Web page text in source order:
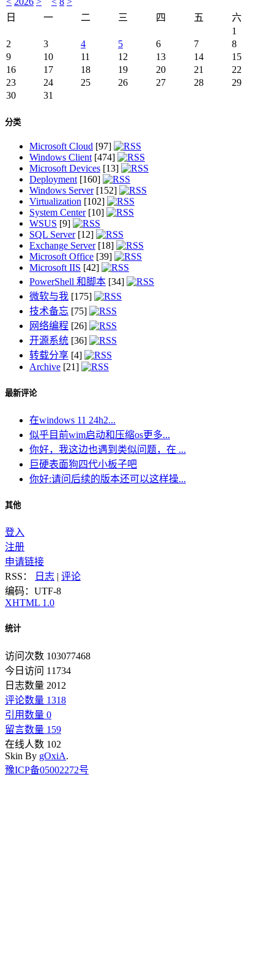
日
一 二 三 四 五
六
1
2
3 4 5 6 7
8
9
10 11 12 13 14
15
16
17 18 19 20 21
22
23
24 25 26 27 28
29
30
31
分类
Microsoft Cloud [97]
Windows Client[474]
Microsoft Devices [13]
Deployment[160]
Windows Server[152]
Virtualization [102]
System Center[10]
WSUS [9]
SQL Server[12]
Exchange Server[18]
Microsoft Office [39]
Microsoft IIS [42]
PowerShell 和脚本 [34]
微软与我 [175]
技术备忘 [75]
网络编程 [26]
开源系统 [36]
转载分享 [4]
Archive [21]
最新评论
在windows 11 24h2...
似乎目前wim启动和压缩os更多...
你好，我这边也遇到类似问题，在 ...
巨硬表面狗四代小板子吧
你好:请问后续的版本还可以这样操...
其他
登入
注册
申请链接
RSS：
日志 | 评论
编码：UTF-8
XHTML 1.0
统计
访问次数 103077468
今日访问 11734
日志数量 2012
评论数量 1318
引用数量 0
留言数量 159
在线人数 102
Skin By gOxiA.
豫ICP备05002272号